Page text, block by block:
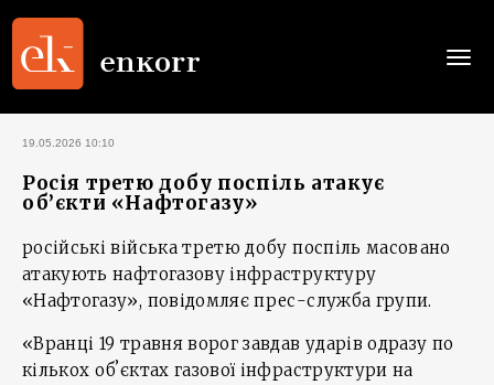
19.05.2026 10:10
Росія третю добу поспіль атакує
об’єкти «Нафтогазу»
російські війська третю добу поспіль масовано
атакують нафтогазову інфраструктуру
«Нафтогазу», повідомляє прес-служба групи.
«Вранці 19 травня ворог завдав ударів одразу по
кількох обʼєктах газової інфраструктури на